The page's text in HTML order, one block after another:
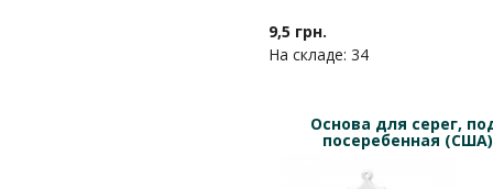
9,5 грн.
На складе: 34
Основа для серег,
посеребенная